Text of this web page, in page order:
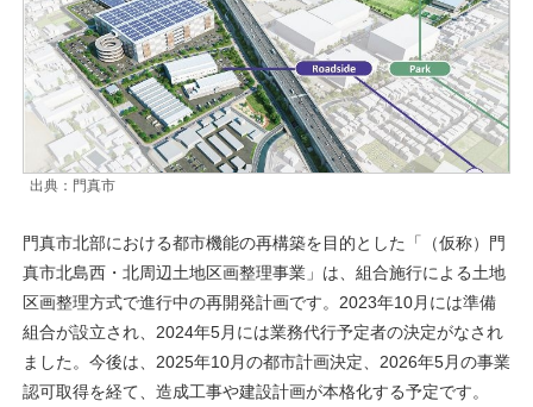
出典：門真市
門真市北部における都市機能の再構築を目的とした「（仮称）門
真市北島西・北周辺土地区画整理事業」は、組合施行による土地
区画整理方式で進行中の再開発計画です。2023年10月には準備
組合が設立され、2024年5月には業務代行予定者の決定がなされ
ました。今後は、2025年10月の都市計画決定、2026年5月の事業
認可取得を経て、造成工事や建設計画が本格化する予定です。